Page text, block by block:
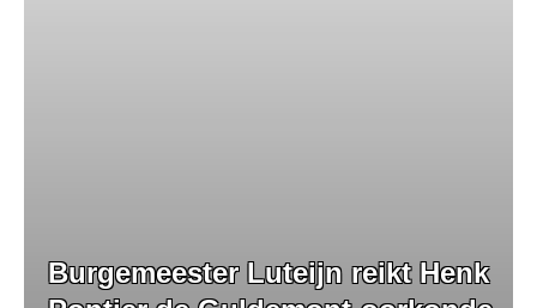
Burgemeester Luteijn reikt Henk